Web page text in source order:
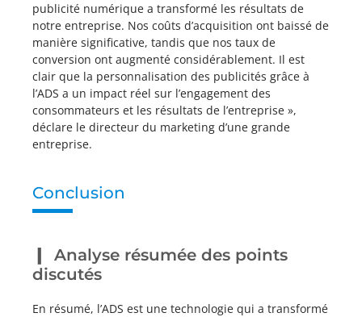
publicité numérique a transformé les résultats de
notre entreprise. Nos coûts d’acquisition ont baissé de
manière significative, tandis que nos taux de
conversion ont augmenté considérablement. Il est
clair que la personnalisation des publicités grâce à
l’ADS a un impact réel sur l’engagement des
consommateurs et les résultats de l’entreprise »,
déclare le directeur du marketing d’une grande
entreprise.
Conclusion
Analyse résumée des points
discutés
En résumé, l’ADS est une technologie qui a transformé